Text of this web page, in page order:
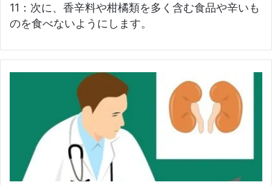
11：次に、香辛料や柑橘類を多く含む食品や辛いも
のを食べないようにします。